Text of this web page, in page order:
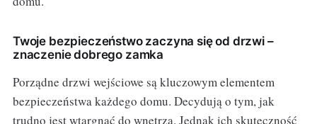
Twoje bezpieczeństwo zaczyna się od drzwi –
znaczenie dobrego zamka
Porządne drzwi wejściowe są kluczowym elementem
bezpieczeństwa każdego domu. Decydują o tym, jak
trudno jest wtargnąć do wnętrza. Jednak ich skuteczność